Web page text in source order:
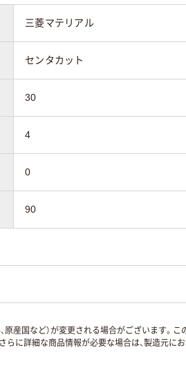
三菱マテリアル
センタカット
30
4
0
90
原産国など）が変更される場合がございます。こ
に詳細な商品情報が必要な場合は、製造元にお